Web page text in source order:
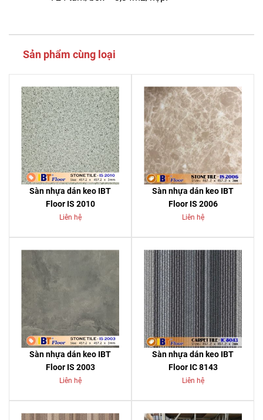
Sản phẩm cùng loại
Sàn nhựa dán keo IBT
Floor IS 2010
Liên hệ
Sàn nhựa dán keo IBT
Floor IS 2006
Liên hệ
Sàn nhựa dán keo IBT
Floor IS 2003
Liên hệ
Sàn nhựa dán keo IBT
Floor IC 8143
Liên hệ